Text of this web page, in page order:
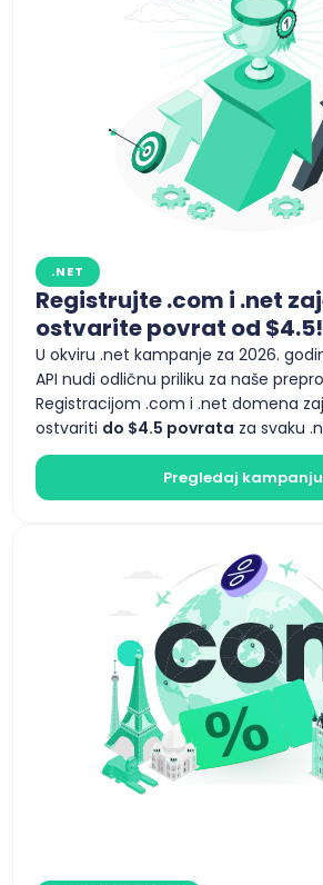
.NET
Registrujte .com i .net
ostvarite povrat od $4.5!
U okviru .net kampanje za 2026.
API nudi odličnu priliku za naše
Registracijom .com i .net domena
ostvariti do $4.5 povrata za svaku
Pregledaj kampanju